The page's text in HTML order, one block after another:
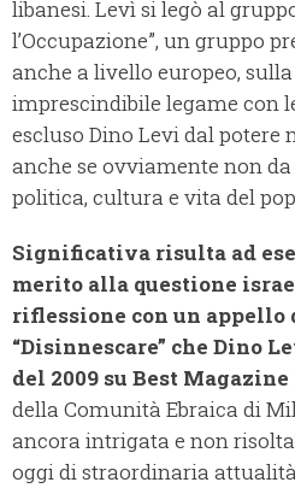
libanesi. Levì si legò al
l’Occupazione”, un gruppo
anche a livello europeo,
imprescindibile legame con
escluso Dino Levi dal potere
anche se ovviamente non
politica, cultura e vita del
Significativa risulta ad
merito alla questione
riflessione con un
“Disinnescare” che Dino
del 2009 su Best
della Comunità Ebraica di
ancora intrigata e non
oggi di straordinaria